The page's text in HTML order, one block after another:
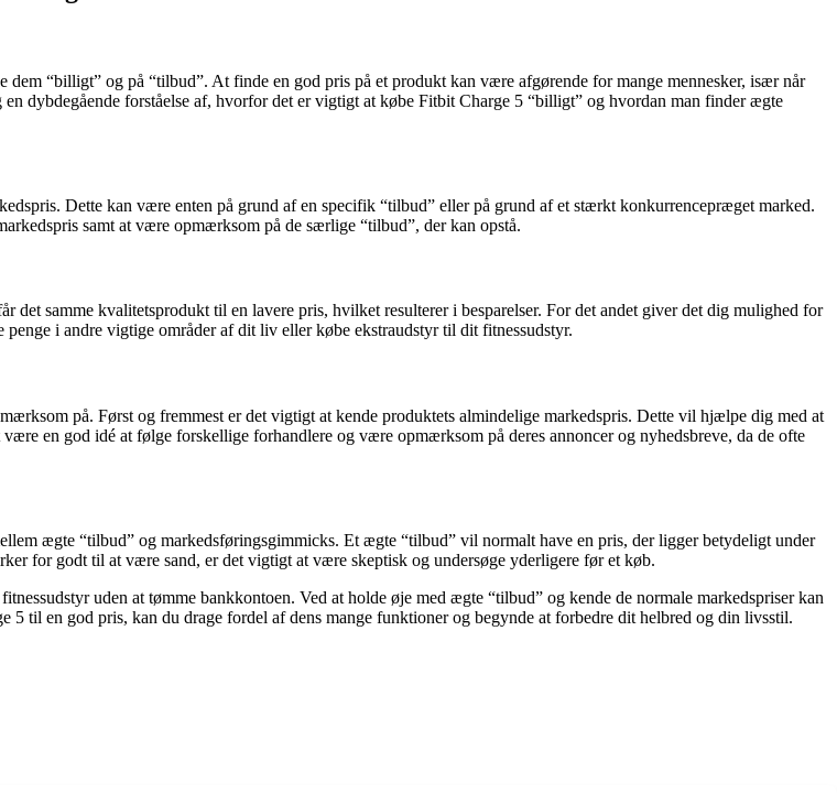
“billigt” og på “tilbud”. At finde en god pris på et produkt kan være afgørende for mange mennesker, især når
dybdegående forståelse af, hvorfor det er vigtigt at købe Fitbit Charge 5 “billigt” og hvordan man finder ægte
Dette kan være enten på grund af en specifik “tilbud” eller på grund af et stærkt konkurrencepræget marked.
samt at være opmærksom på de særlige “tilbud”, der kan opstå.
samme kvalitetsprodukt til en lavere pris, hvilket resulterer i besparelser. For det andet giver det dig mulighed for
i andre vigtige områder af dit liv eller købe ekstraudstyr til dit fitnessudstyr.
på. Først og fremmest er det vigtigt at kende produktets almindelige markedspris. Dette vil hjælpe dig med at
en god idé at følge forskellige forhandlere og være opmærksom på deres annoncer og nyhedsbreve, da de ofte
ægte “tilbud” og markedsføringsgimmicks. Et ægte “tilbud” vil normalt have en pris, der ligger betydeligt under
for godt til at være sand, er det vigtigt at være skeptisk og undersøge yderligere før et køb.
uden at tømme bankkontoen. Ved at holde øje med ægte “tilbud” og kende de normale markedspriser kan
til en god pris, kan du drage fordel af dens mange funktioner og begynde at forbedre dit helbred og din livsstil.